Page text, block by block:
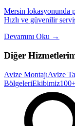
Mersin lokasyonunda
Hızlı ve güvenilir
Devamını Oku →
Diğer
Avize MontajıAvize
BölgeleriEkibimiz